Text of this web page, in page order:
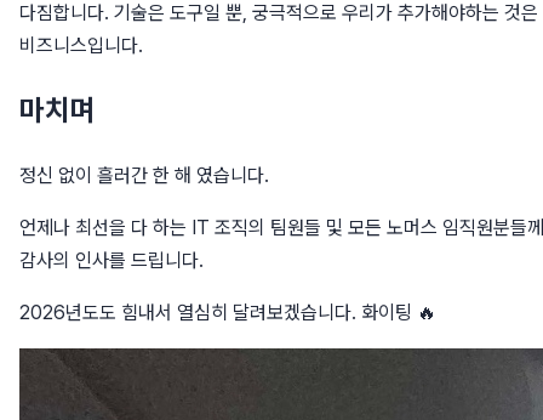
다짐합니다. 기술은 도구일 뿐, 궁극적으로 우리가 추가해야하는 것은
비즈니스입니다.
마치며
정신 없이 흘러간 한 해 였습니다.
언제나 최선을 다 하는 IT 조직의 팀원들 및 모든 노머스 임직원분들께
감사의 인사를 드립니다.
2026년도도 힘내서 열심히 달려보겠습니다. 화이팅 🔥